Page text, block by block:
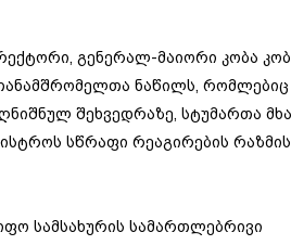
გენერალ-მაიორი კობა
ნაწილს, რომლებიც
შეხვედრაზე, სტუმართა
სწრაფი რეაგირების რაზმის
სამსახურის სამართლებრივი